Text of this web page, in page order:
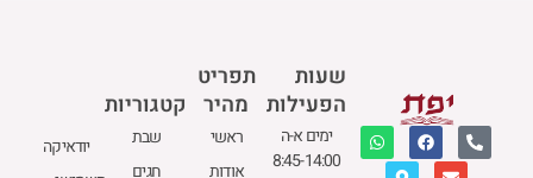
שעות
הפעילות
ימים א-ה
8:45-14:00
תפריט
מהיר
ראשי
אודות
P
h
o
F
a
c
W
h
a
E
v
M
p
קטגוריות
שבת
חגים
יודאיקה